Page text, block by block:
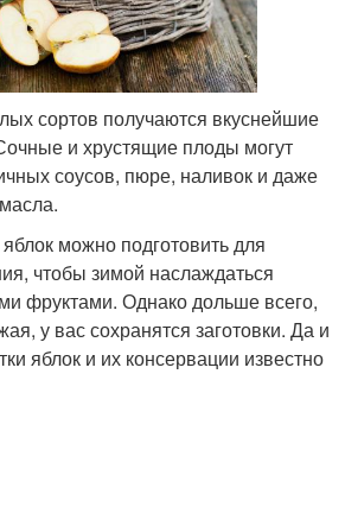
сортов получаются вкуснейшие
и хрустящие плоды могут
соусов, пюре, наливок и даже
можно подготовить для
чтобы зимой наслаждаться
фруктами. Однако дольше всего,
у вас сохранятся заготовки. Да и
яблок и их консервации известно